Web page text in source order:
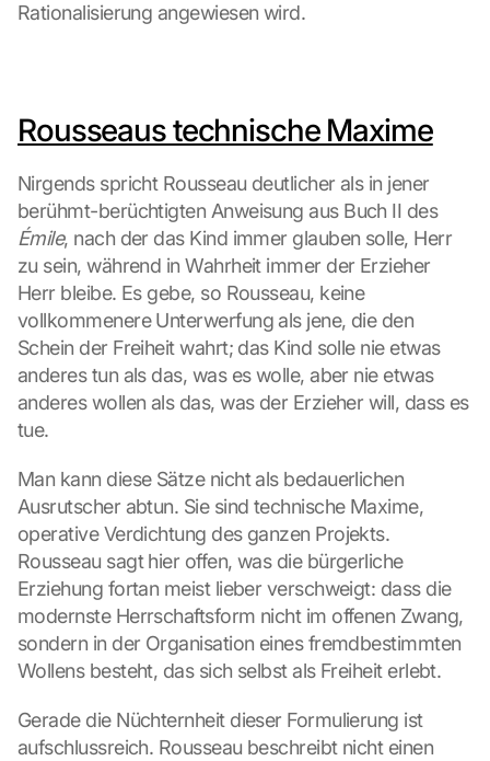
Rationalisierung angewiesen wird.
Rousseaus technische Maxime
Nirgends spricht Rousseau deutlicher als in jener
berühmt-berüchtigten Anweisung aus Buch II des
Émile, nach der das Kind immer glauben solle, Herr
zu sein, während in Wahrheit immer der Erzieher
Herr bleibe. Es gebe, so Rousseau, keine
vollkommenere Unterwerfung als jene, die den
Schein der Freiheit wahrt; das Kind solle nie etwas
anderes tun als das, was es wolle, aber nie etwas
anderes wollen als das, was der Erzieher will, dass es
tue.
Man kann diese Sätze nicht als bedauerlichen
Ausrutscher abtun. Sie sind technische Maxime,
operative Verdichtung des ganzen Projekts.
Rousseau sagt hier offen, was die bürgerliche
Erziehung fortan meist lieber verschweigt: dass die
modernste Herrschaftsform nicht im offenen Zwang,
sondern in der Organisation eines fremdbestimmten
Wollens besteht, das sich selbst als Freiheit erlebt.
Gerade die Nüchternheit dieser Formulierung ist
aufschlussreich. Rousseau beschreibt nicht einen